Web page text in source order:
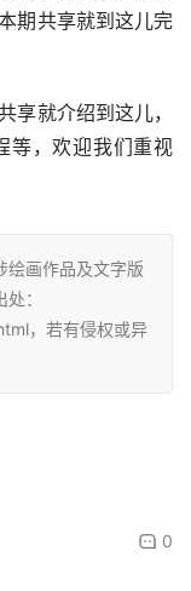
期共享就到这儿完
享就介绍到这儿，
等，欢迎我们重视
绘画作品及文字版
：
，若有侵权或异
0